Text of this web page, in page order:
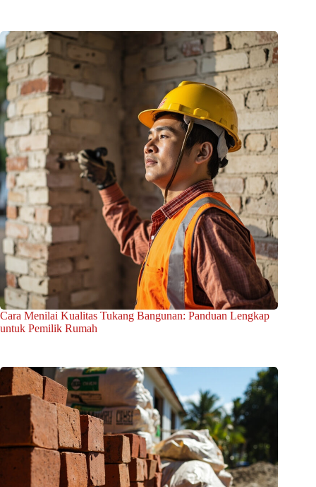
Cara Menilai Kualitas Tukang Bangunan: Panduan Lengkap
untuk Pemilik Rumah